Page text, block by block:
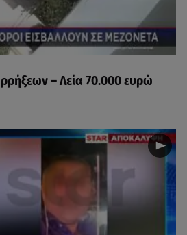
– Λεία 70.000 ευρώ